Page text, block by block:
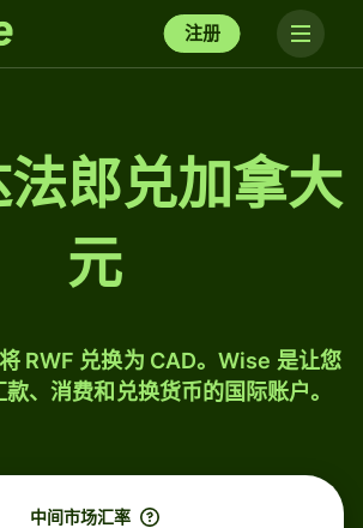
注册
郎兑加拿大
元
RWF 兑换为 CAD。Wise 是让您
、消费和兑换货币的国际账户。
中间市场汇率